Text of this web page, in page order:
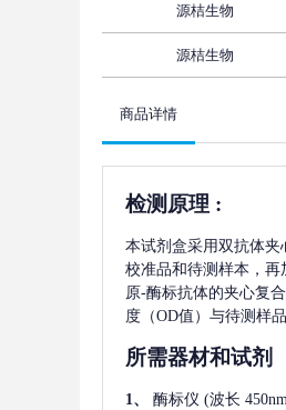
源桔生物
源桔生物
商品详情
检测原理 :
本试剂盒采用双抗体夹
校准品和待测样本，再
原-酶标抗体的夹心复
度（OD值）与待测样
所需器材和试剂
1、 酶标仪 (波长